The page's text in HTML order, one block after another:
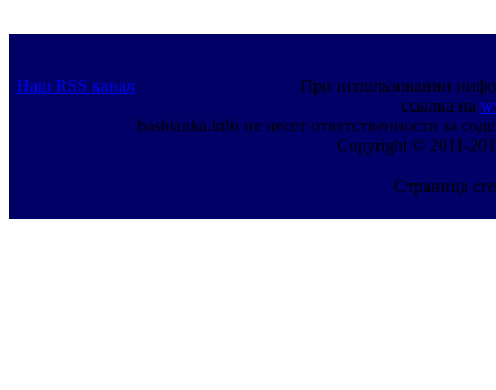
Наш RSS канал
При использовании
ссылка на
bashtanka.info не несет ответственности за
Copyright © 2011-
Страница